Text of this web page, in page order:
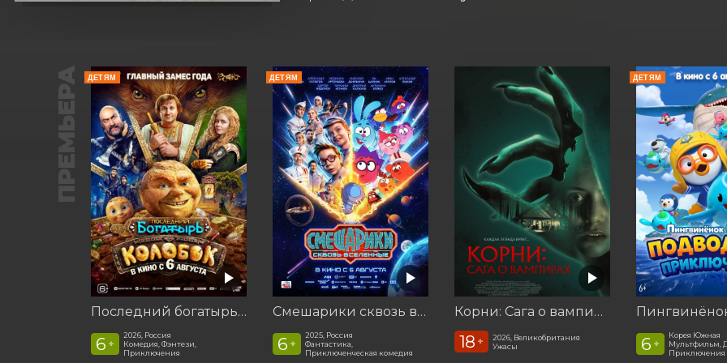
ПРЕМЬЕРА ДЕТЯМ
Последний богатырь. Колобок
6 +
2026, Россия
Комедия, Фэнтези,
Приключения
ДЕТЯМ
Смешарики сквозь вселенные
6 +
2025, Россия
Фантастика,
Приключенческая комедия
Корни: Сага о вампирах
18 +
2026, Великобритания
Ужасы
ДЕТЯМ
6 +
Корея Южная
Мультфильм,
Приключения